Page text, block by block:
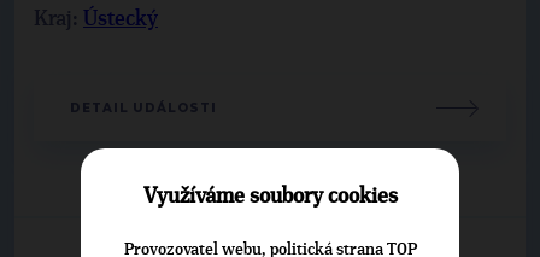
Kraj: Ústecký
DETAIL UDÁLOSTI
Využíváme soubory cookies
Provozovatel webu, politická strana TOP